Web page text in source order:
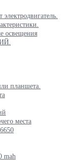
освещения
планшета.
места
mah